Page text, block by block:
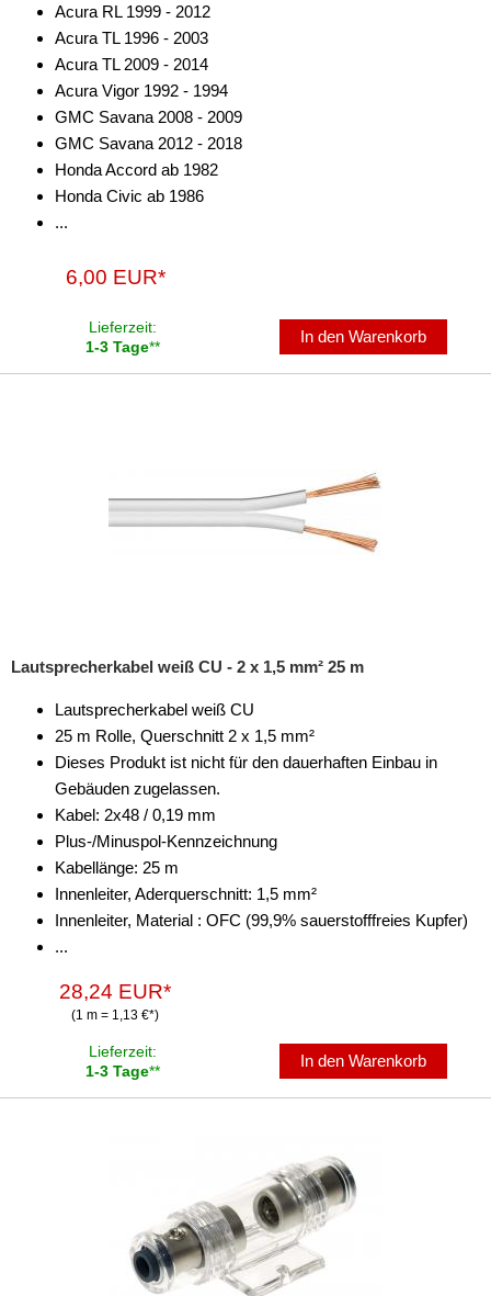
Acura RL 1999 - 2012
Acura TL 1996 - 2003
Acura TL 2009 - 2014
Acura Vigor 1992 - 1994
GMC Savana 2008 - 2009
GMC Savana 2012 - 2018
Honda Accord ab 1982
Honda Civic ab 1986
...
6,00 EUR*
Lieferzeit:
1-3 Tage**
In den Warenkorb
Lautsprecherkabel weiß CU - 2 x 1,5 mm² 25 m
Lautsprecherkabel weiß CU
25 m Rolle, Querschnitt 2 x 1,5 mm²
Dieses Produkt ist nicht für den dauerhaften Einbau in
Gebäuden zugelassen.
Kabel: 2x48 / 0,19 mm
Plus-/Minuspol-Kennzeichnung
Kabellänge: 25 m
Innenleiter, Aderquerschnitt: 1,5 mm²
Innenleiter, Material : OFC (99,9% sauerstofffreies Kupfer)
...
28,24 EUR*
(1 m = 1,13 €*)
Lieferzeit:
1-3 Tage**
In den Warenkorb